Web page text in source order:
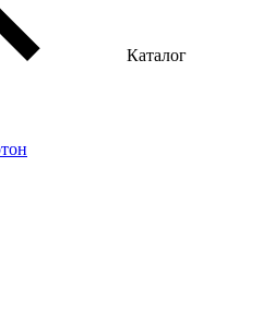
Каталог